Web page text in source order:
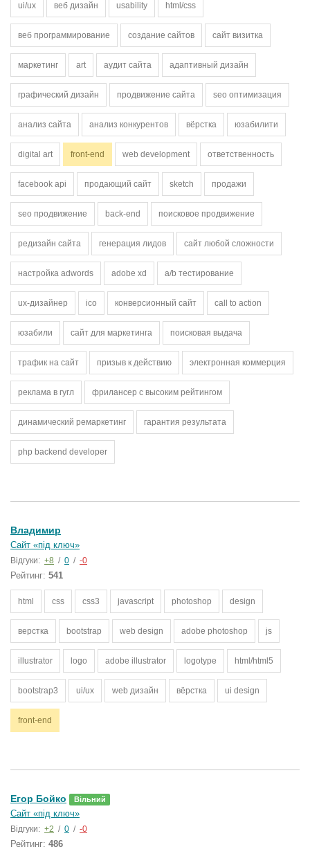
ui/ux веб дизайн usability html/css
веб программирование создание сайтов сайт визитка
маркетинг art аудит сайта адаптивный дизайн
графический дизайн продвижение сайта seo оптимизация
анализ сайта анализ конкурентов вёрстка юзабилити
digital art front-end web development ответственность
facebook api продающий сайт sketch продажи
seo продвижение back-end поисковое продвижение
редизайн сайта генерация лидов сайт любой сложности
настройка adwords adobe xd a/b тестирование
ux-дизайнер ico конверсионный сайт call to action
юзабили сайт для маркетинга поисковая выдача
трафик на сайт призыв к действию электронная коммерция
реклама в гугл фрилансер с высоким рейтингом
динамический ремаркетинг гарантия результата
php backend developer
Владимир
Сайт «під ключ»
Відгуки: +8 / 0 / -0
Рейтинг: 541
html css css3 javascript photoshop design
верстка bootstrap web design adobe photoshop js
illustrator logo adobe illustrator logotype html/html5
bootstrap3 ui/ux web дизайн вёрстка ui design
front-end
Егор Бойко Вільний
Сайт «під ключ»
Відгуки: +2 / 0 / -0
Рейтинг: 486